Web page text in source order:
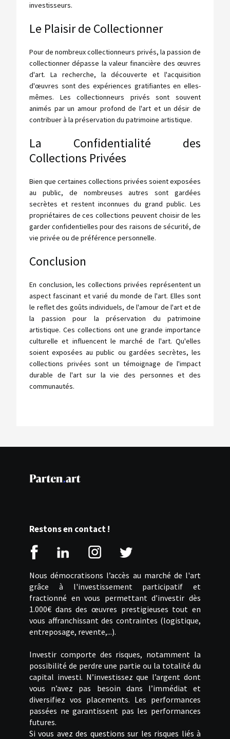
investisseurs.
Le Plaisir de Collectionner
Pour de nombreux collectionneurs privés, la passion de
collectionner dépasse la valeur financière des œuvres
d'art. La recherche, la découverte et l'acquisition
d'œuvres sont des expériences gratifiantes en elles-
mêmes. Les collectionneurs privés sont souvent
animés par un amour profond de l'art et un désir de
contribuer à la préservation du patrimoine artistique.
La Confidentialité des
Collections Privées
Bien que certaines collections privées soient exposées
au public, de nombreuses autres sont gardées
secrètes et restent inconnues du grand public. Les
propriétaires de ces collections peuvent choisir de les
garder confidentielles pour des raisons de sécurité, de
vie privée ou de préférence personnelle.
Conclusion
En conclusion, les collections privées représentent un
aspect fascinant et varié du monde de l'art. Elles sont
le reflet des goûts individuels, de l'amour de l'art et de
la passion pour la préservation du patrimoine
artistique. Ces collections ont une grande importance
culturelle et influencent le marché de l'art. Qu'elles
soient exposées au public ou gardées secrètes, les
collections privées sont un témoignage de l'impact
durable de l'art sur la vie des personnes et des
communautés.
Restons en contact !
Nous démocratisons l’accès au marché de l'art
grâce à l'investissement participatif et
fractionné en vous permettant d’investir dès
1.000€ dans des œuvres prestigieuses tout en
vous affranchissant des contraintes (logistique,
entreposage, revente,...).
Investir comporte des risques, notamment la
possibilité de perdre une partie ou la totalité du
capital investi. N’investissez que l’argent dont
vous n’avez pas besoin dans l’immédiat et
diversifiez vos placements. Les performances
passées ne garantissent pas les performances
futures.
Si vous avez des questions sur les risques liés à